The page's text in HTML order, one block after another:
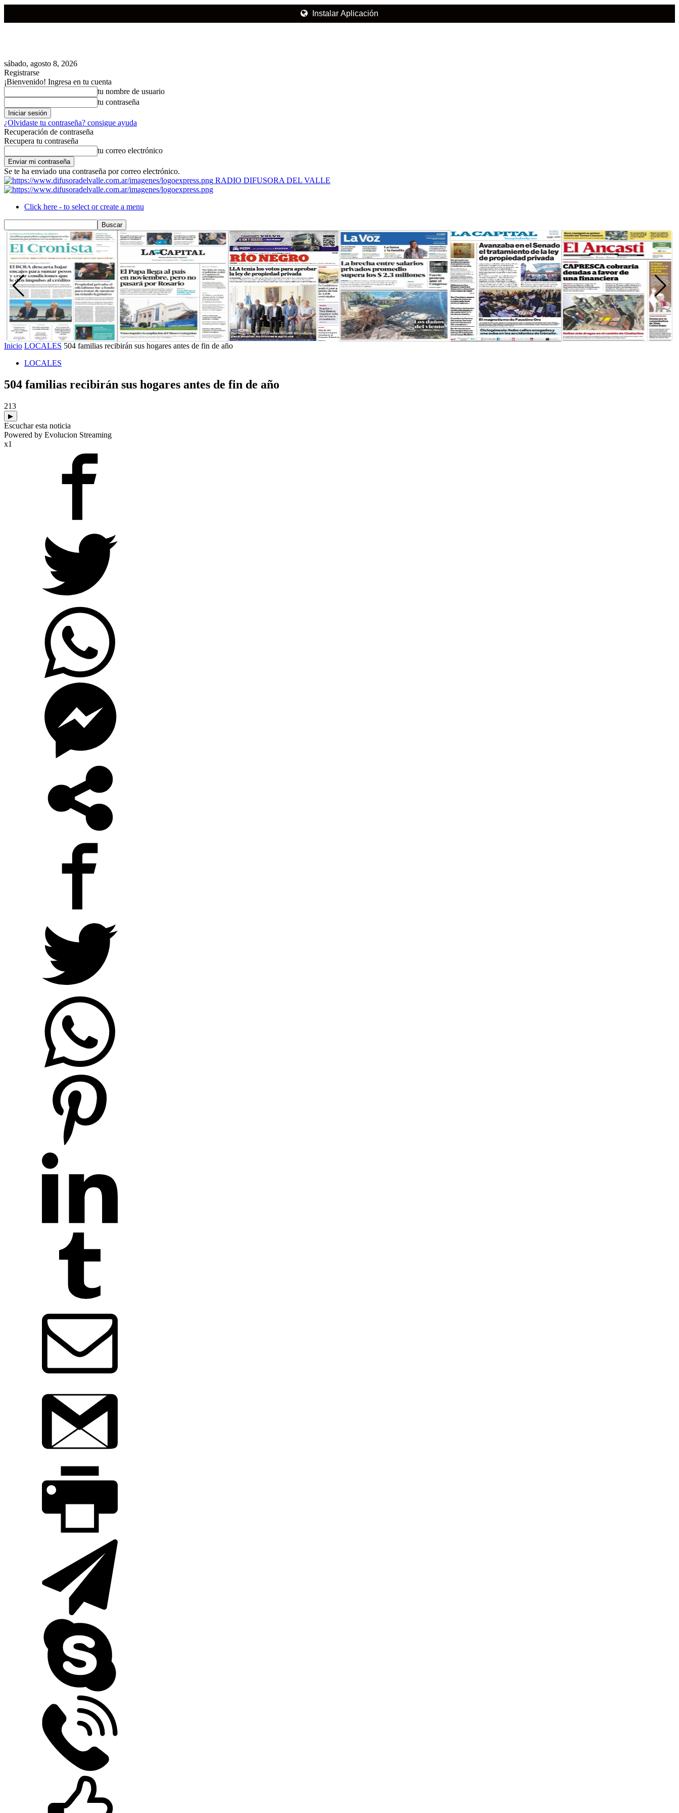
Instalar Aplicación
sábado, agosto 8, 2026
Registrarse
¡Bienvenido! Ingresa en tu cuenta
tu nombre de usuario
tu contraseña
¿Olvidaste tu contraseña? consigue ayuda
Recuperación de contraseña
Recupera tu contraseña
tu correo electrónico
Se te ha enviado una contraseña por correo electrónico.
RADIO DIFUSORA DEL VALLE
Click here - to select or create a menu
Inicio LOCALES 504 familias recibirán sus hogares antes de fin de año
LOCALES
504 familias recibirán sus hogares antes de fin de año
213
▶
Escuchar esta noticia
Powered by Evolucion Streaming
x1